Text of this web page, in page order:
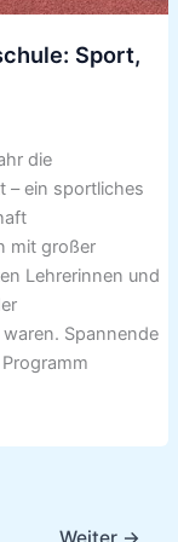
Sport,
die
– ein sportliches
mit großer
Lehrerinnen und
Spannende
Weiter →